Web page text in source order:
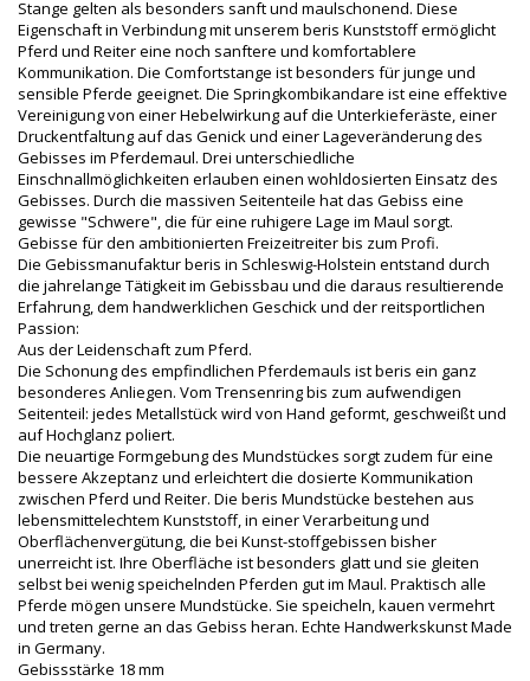
Stange gelten als besonders sanft und maulschonend. Diese
Eigenschaft in Verbindung mit unserem beris Kunststoff ermöglicht
Pferd und Reiter eine noch sanftere und komfortablere
Kommunikation. Die Comfortstange ist besonders für junge und
sensible Pferde geeignet. Die Springkombikandare ist eine effektive
Vereinigung von einer Hebelwirkung auf die Unterkieferäste, einer
Druckentfaltung auf das Genick und einer Lageveränderung des
Gebisses im Pferdemaul. Drei unterschiedliche
Einschnallmöglichkeiten erlauben einen wohldosierten Einsatz des
Gebisses. Durch die massiven Seitenteile hat das Gebiss eine
gewisse "Schwere", die für eine ruhigere Lage im Maul sorgt.
Gebisse für den ambitionierten Freizeitreiter bis zum Profi.
Die Gebissmanufaktur beris in Schleswig-Holstein entstand durch
die jahrelange Tätigkeit im Gebissbau und die daraus resultierende
Erfahrung, dem handwerklichen Geschick und der reitsportlichen
Passion:
Aus der Leidenschaft zum Pferd.
Die Schonung des empfindlichen Pferdemauls ist beris ein ganz
besonderes Anliegen. Vom Trensenring bis zum aufwendigen
Seitenteil: jedes Metallstück wird von Hand geformt, geschweißt und
auf Hochglanz poliert.
Die neuartige Formgebung des Mundstückes sorgt zudem für eine
bessere Akzeptanz und erleichtert die dosierte Kommunikation
zwischen Pferd und Reiter. Die beris Mundstücke bestehen aus
lebensmittelechtem Kunststoff, in einer Verarbeitung und
Oberflächenvergütung, die bei Kunst-stoffgebissen bisher
unerreicht ist. Ihre Oberfläche ist besonders glatt und sie gleiten
selbst bei wenig speichelnden Pferden gut im Maul. Praktisch alle
Pferde mögen unsere Mundstücke. Sie speicheln, kauen vermehrt
und treten gerne an das Gebiss heran. Echte Handwerkskunst Made
in Germany.
Gebissstärke 18 mm